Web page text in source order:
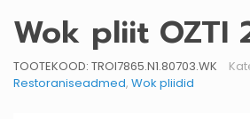
Wok pliit OZTI
TOOTEKOOD: TROI7865.N1.80703.WK
Restoraniseadmed, Wok pliidid